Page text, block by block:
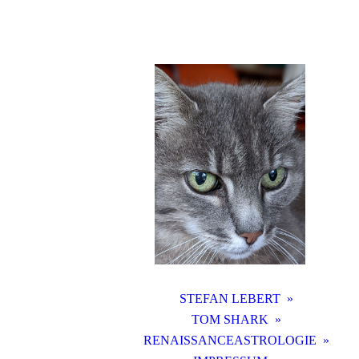
STEFAN LEBERT
TOM SHARK
RENAISSANCEASTROLOGIE